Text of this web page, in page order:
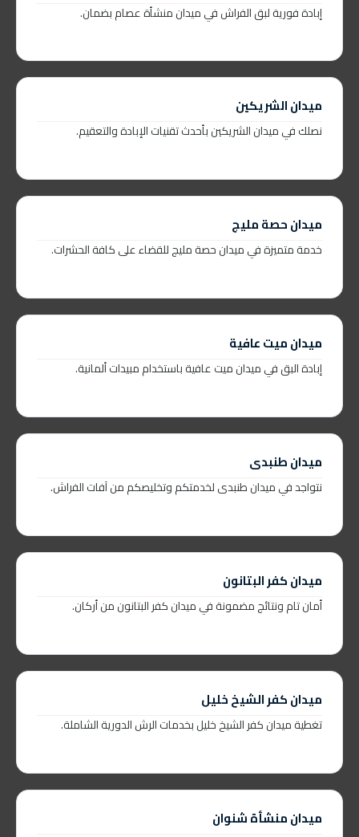
إبادة فورية لبق الفراش في ميدان منشأة عصام بضمان.
ميدان الشريكين
نصلك في ميدان الشريكين بأحدث تقنيات الإبادة والتعقيم.
ميدان حصة مليج
خدمة متميزة في ميدان حصة مليج للقضاء على كافة الحشرات.
ميدان ميت عافية
إبادة البق في ميدان ميت عافية باستخدام مبيدات ألمانية.
ميدان طنبدى
نتواجد في ميدان طنبدى لخدمتكم وتخليصكم من آفات الفراش.
ميدان كفر البتانون
أمان تام ونتائج مضمونة في ميدان كفر البتانون من أركان.
ميدان كفر الشيخ خليل
تغطية ميدان كفر الشيخ خليل بخدمات الرش الدورية الشاملة.
ميدان منشأة شنوان